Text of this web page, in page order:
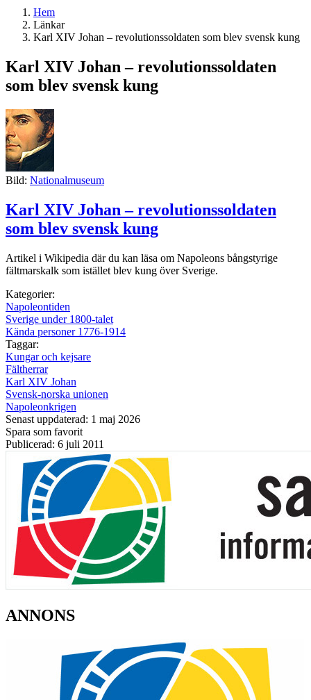
Hem
Länkar
Karl XIV Johan – revolutionssoldaten som blev svensk kung
Karl XIV Johan – revolutionssoldaten
som blev svensk kung
Bild: Nationalmuseum
Karl XIV Johan – revolutionssoldaten
som blev svensk kung
Artikel i Wikipedia där du kan läsa om Napoleons bångstyrige
fältmarskalk som istället blev kung över Sverige.
Kategorier:
Napoleontiden
Sverige under 1800-talet
Kända personer 1776-1914
Taggar:
Kungar och kejsare
Fältherrar
Karl XIV Johan
Svensk-norska unionen
Napoleonkrigen
Senast uppdaterad: 1 maj 2026
Spara som favorit
Publicerad: 6 juli 2011
ANNONS